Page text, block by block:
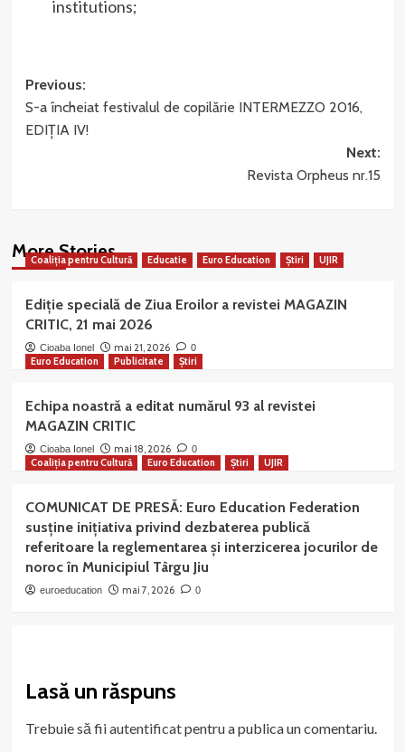
institutions;
Post
navigation
Previous:
S-a încheiat festivalul de copilărie INTERMEZZO 2016,
EDIȚIA IV!
Next:
Revista Orpheus nr.15
More Stories
Coaliția pentru Cultură Educatie Euro Education Știri UJIR
Ediție specială de Ziua Eroilor a revistei MAGAZIN
CRITIC, 21 mai 2026
Cioaba Ionel mai 21, 2026 0
Euro Education Publicitate Știri
Echipa noastră a editat numărul 93 al revistei
MAGAZIN CRITIC
Cioaba Ionel mai 18, 2026 0
Coaliția pentru Cultură Euro Education Știri UJIR
COMUNICAT DE PRESĂ: Euro Education Federation
susține inițiativa privind dezbaterea publică
referitoare la reglementarea și interzicerea jocurilor de
noroc în Municipiul Târgu Jiu
euroeducation mai 7, 2026 0
Lasă un răspuns
Trebuie să fiiautentificatpentru a publica un comentariu.